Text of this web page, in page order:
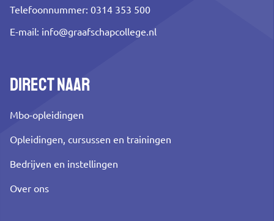
Telefoonnummer: 0314 353 500
E-mail: info@graafschapcollege.nl
Direct naar
Mbo-opleidingen
Opleidingen, cursussen en trainingen
Bedrijven en instellingen
Over ons